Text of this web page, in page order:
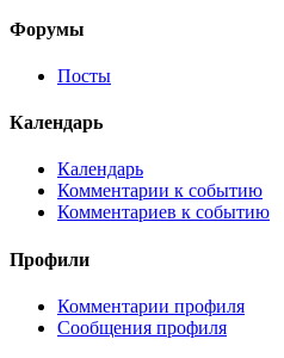
Форумы
Посты
Календарь
Календарь
Комментарии к событию
Комментариев к событию
Профили
Комментарии профиля
Сообщения профиля